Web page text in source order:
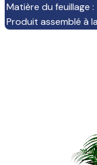
Matière du feuillage :
Produit assemblé à